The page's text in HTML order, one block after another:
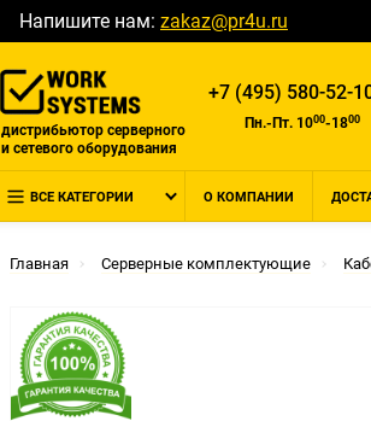
Напишите нам: zakaz@pr4u.ru
дистрибьютор серверного
и сетевого оборудования
+7 (495) 580-52-
Пн.-Пт. 1000-1800
ВСЕ КАТЕГОРИИ О КОМПАНИИ
Главная Серверные комплектующие